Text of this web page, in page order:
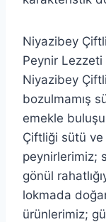
Niyazibey
Peynir Lezzeti
Niyazibey
bozulmamış
emekle
Çiftliği sütü
peynirlerimiz;
gönül
lokmada
ürünlerimiz;